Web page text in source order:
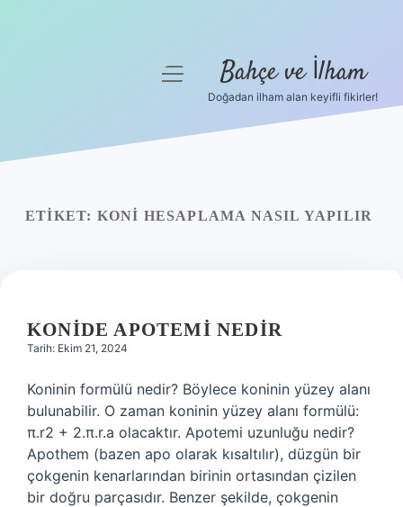
Yasal Uyarı
menüyü
Bahçe ve İlham
Doğadan ilham alan keyifli fikirler!
ETIKET: KONI HESAPLAMA NASIL YAPILIR
KONIDE APOTEMI NEDIR
Tarih: Ekim 21, 2024
Koninin formülü nedir? Böylece koninin yüzey alanı
bulunabilir. O zaman koninin yüzey alanı formülü:
π.r2 + 2.π.r.a olacaktır. Apotemi uzunluğu nedir?
Apothem (bazen apo olarak kısaltılır), düzgün bir
çokgenin kenarlarından birinin ortasından çizilen
bir doğru parçasıdır. Benzer şekilde, çokgenin